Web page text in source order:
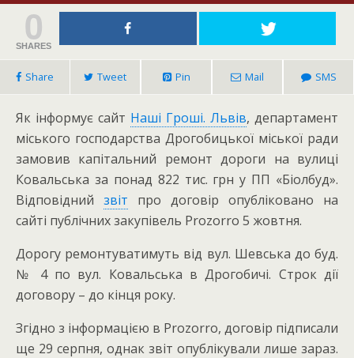
0
SHARES
Share Tweet Pin Mail SMS
Як інформує сайт Наші Гроші. Львів, департамент
міського господарства Дрогобицької міської ради
замовив капітальний ремонт дороги на вулиці
Ковальська за понад 822 тис. грн у ПП «Біолбуд».
Відповідний звіт про договір опубліковано на
сайті публічних закупівель Prozorro 5 жовтня.
Дорогу ремонтуватимуть від вул. Шевська до буд.
№ 4 по вул. Ковальська в Дрогобичі. Строк дії
договору – до кінця року.
Згідно з інформацією в Prozorro, договір підписали
ще 29 серпня, однак звіт опублікували лише зараз.